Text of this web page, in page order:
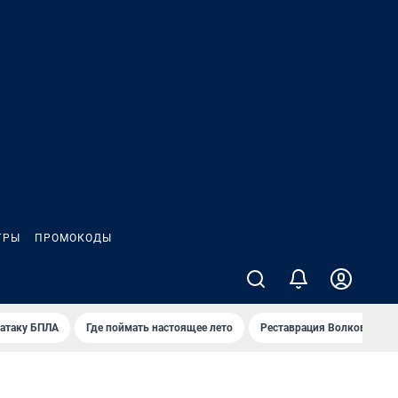
ПРОМОКОДЫ
БПЛА Где поймать настоящее лето Реставрация Волковского